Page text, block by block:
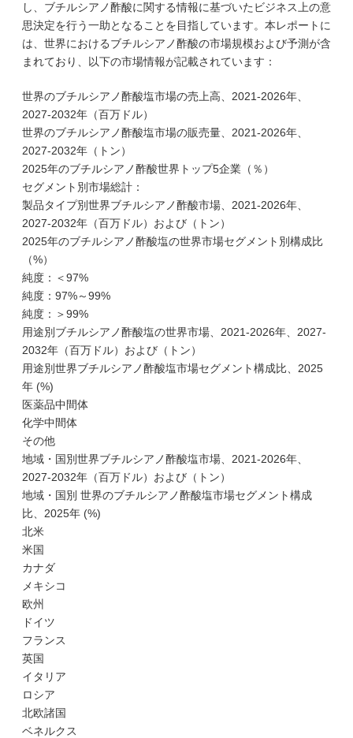
し、ブチルシアノ酢酸に関する情報に基づいたビジネス上の意
思決定を行う一助となることを目指しています。本レポートに
は、世界におけるブチルシアノ酢酸の市場規模および予測が含
まれており、以下の市場情報が記載されています：
世界のブチルシアノ酢酸塩市場の売上高、2021-2026年、
2027-2032年（百万ドル）
世界のブチルシアノ酢酸塩市場の販売量、2021-2026年、
2027-2032年（トン）
2025年のブチルシアノ酢酸世界トップ5企業（％）
セグメント別市場総計：
製品タイプ別世界ブチルシアノ酢酸市場、2021-2026年、
2027-2032年（百万ドル）および（トン）
2025年のブチルシアノ酢酸塩の世界市場セグメント別構成比
（%）
純度：＜97%
純度：97%～99%
純度：＞99%
用途別ブチルシアノ酢酸塩の世界市場、2021-2026年、2027-
2032年（百万ドル）および（トン）
用途別世界ブチルシアノ酢酸塩市場セグメント構成比、2025
年 (%)
医薬品中間体
化学中間体
その他
地域・国別世界ブチルシアノ酢酸塩市場、2021-2026年、
2027-2032年（百万ドル）および（トン）
地域・国別 世界のブチルシアノ酢酸塩市場セグメント構成
比、2025年 (%)
北米
米国
カナダ
メキシコ
欧州
ドイツ
フランス
英国
イタリア
ロシア
北欧諸国
ベネルクス